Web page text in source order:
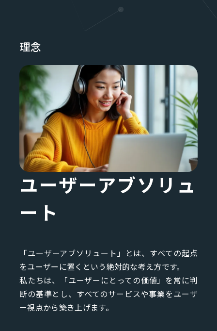
企業理念 使命
理念
ユーザーアブソリュ
ート
「ユーザーアブソリュート」とは、すべての起点
をユーザーに置くという絶対的な考え方です。
私たちは、「ユーザーにとっての価値」を常に判
断の基準とし、すべてのサービスや事業をユーザ
ー視点から築き上げます。